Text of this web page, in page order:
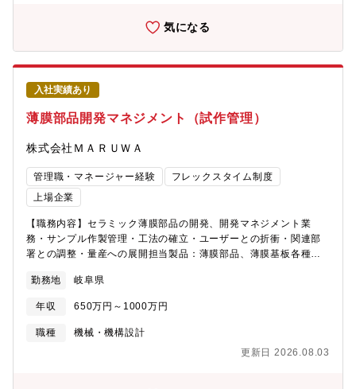
気になる
入社実績あり
薄膜部品開発マネジメント（試作管理）
株式会社ＭＡＲＵＷＡ
管理職・マネージャー経験
フレックスタイム制度
上場企業
【職務内容】セラミック薄膜部品の開発、開発マネジメント業
務・サンプル作製管理・工法の確立・ユーザーとの折衝・関連部
署との調整・量産への展開担当製品：薄膜部品、薄膜基板各種セ
ミック部品に関する多くの材料・工法・技術を学ぶことができ、
新商品の開発に生かすことができます。構造設計および工法開発
の要素が強く、専門分野の知識よりもアイデアやひらめき等で商
品が開発できることが多く、多方面から物事を考える習慣が身に
勤務地 岐阜県
年収 650万円～1000万円
職種
機械・機構設計
更新日 2026.08.03